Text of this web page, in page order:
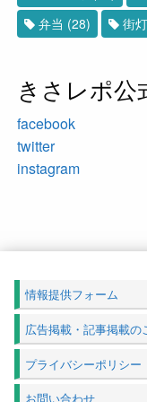
弁当 (28) 街灯
きさレポ公
facebook
twitter
instagram
情報提供フォーム
広告掲載・記事掲載の
プライバシーポリシー
お問い合わせ